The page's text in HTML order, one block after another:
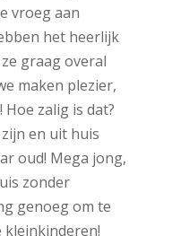
vroeg aan
het heerlijk
graag overal
maken plezier,
zalig is dat?
en uit huis
oud! Mega jong,
zonder
genoeg om te
kleinkinderen!